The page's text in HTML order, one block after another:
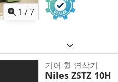
1 /7
기어 휠 연삭기
NilesZSTZ 10H